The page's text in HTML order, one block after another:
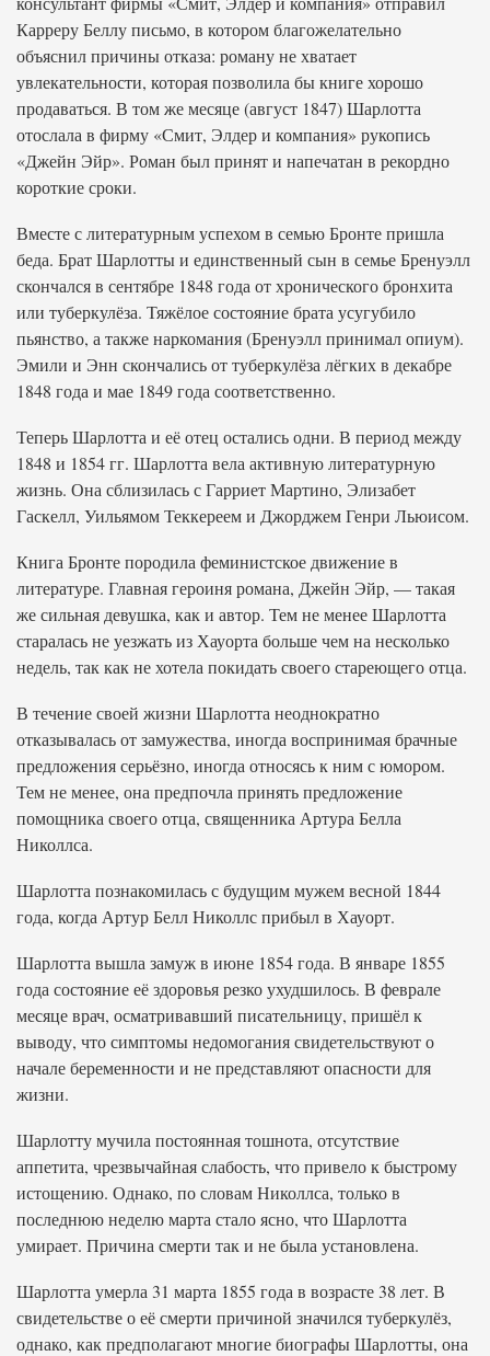
Карреру Беллу письмо, в котором благожелательно
объяснил причины отказа: роману не хватает
увлекательности, которая позволила бы книге хорошо
продаваться. В том же месяце (август 1847) Шарлотта
отослала в фирму «Смит, Элдер и компания» рукопись
«Джейн Эйр». Роман был принят и напечатан в рекордно
короткие сроки.
Вместе с литературным успехом в семью Бронте пришла
беда. Брат Шарлотты и единственный сын в семье Бренуэлл
скончался в сентябре 1848 года от хронического бронхита
или туберкулёза. Тяжёлое состояние брата усугубило
пьянство, а также наркомания (Бренуэлл принимал опиум).
Эмили и Энн скончались от туберкулёза лёгких в декабре
1848 года и мае 1849 года соответственно.
Теперь Шарлотта и её отец остались одни. В период между
1848 и 1854 гг. Шарлотта вела активную литературную
жизнь. Она сблизилась с Гарриет Мартино, Элизабет
Гаскелл, Уильямом Теккереем и Джорджем Генри Льюисом.
Книга Бронте породила феминистское движение в
литературе. Главная героиня романа, Джейн Эйр, — такая
же сильная девушка, как и автор. Тем не менее Шарлотта
старалась не уезжать из Хауорта больше чем на несколько
недель, так как не хотела покидать своего стареющего отца.
В течение своей жизни Шарлотта неоднократно
отказывалась от замужества, иногда воспринимая брачные
предложения серьёзно, иногда относясь к ним с юмором.
Тем не менее, она предпочла принять предложение
помощника своего отца, священника Артура Белла
Николлса.
Шарлотта познакомилась с будущим мужем весной 1844
года, когда Артур Белл Николлс прибыл в Хауорт.
Шарлотта вышла замуж в июне 1854 года. В январе 1855
года состояние её здоровья резко ухудшилось. В феврале
месяце врач, осматривавший писательницу, пришёл к
выводу, что симптомы недомогания свидетельствуют о
начале беременности и не представляют опасности для
жизни.
Шарлотту мучила постоянная тошнота, отсутствие
аппетита, чрезвычайная слабость, что привело к быстрому
истощению. Однако, по словам Николлса, только в
последнюю неделю марта стало ясно, что Шарлотта
умирает. Причина смерти так и не была установлена.
Шарлотта умерла 31 марта 1855 года в возрасте 38 лет. В
свидетельстве о её смерти причиной значился туберкулёз,
однако, как предполагают многие биографы Шарлотты, она